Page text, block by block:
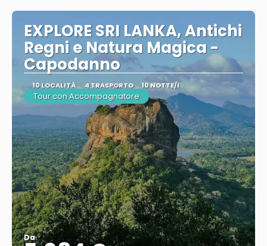
EXPLORE SRI LANKA, Antichi
Regni e Natura Magica -
Capodanno
10 LOCALITÀ 4 TRASPORTO 10 NOTTE/I
Tour con Accompagnatore
Da